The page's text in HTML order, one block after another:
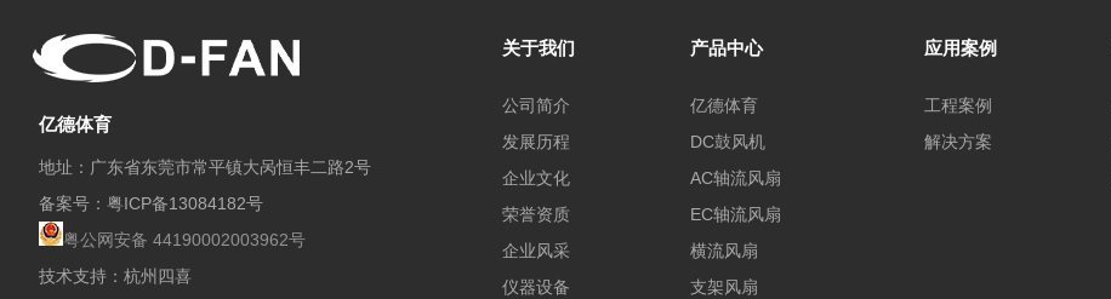
支架风扇-1225碟形
亿德体育
地址：广东省东莞市常平镇大呙恒丰二路2号
备案号： 粤ICP备13084182号
粤公网安备 44190002003962号
技术支持：杭州四喜
关于我们
公司简介
发展历程
企业文化
荣誉资质
企业风采
仪器设备
产品中心
亿德体育
DC鼓风机
AC轴流风扇
EC轴流风扇
横流风扇
支架风扇
应用案例
工程案例
解决方案